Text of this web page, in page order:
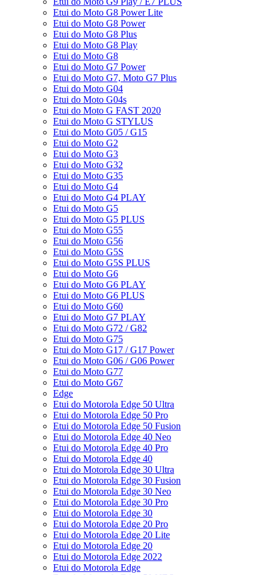
Etui do Moto G8 Power Lite
Etui do Moto G8 Power
Etui do Moto G8 Plus
Etui do Moto G8 Play
Etui do Moto G8
Etui do Moto G7 Power
Etui do Moto G7, Moto G7 Plus
Etui do Moto G04
Etui do Moto G04s
Etui do Moto G FAST 2020
Etui do Moto G STYLUS
Etui do Moto G05 / G15
Etui do Moto G2
Etui do Moto G3
Etui do Moto G32
Etui do Moto G35
Etui do Moto G4
Etui do Moto G4 PLAY
Etui do Moto G5
Etui do Moto G5 PLUS
Etui do Moto G55
Etui do Moto G56
Etui do Moto G5S
Etui do Moto G5S PLUS
Etui do Moto G6
Etui do Moto G6 PLAY
Etui do Moto G6 PLUS
Etui do Moto G60
Etui do Moto G7 PLAY
Etui do Moto G72 / G82
Etui do Moto G75
Etui do Moto G17 / G17 Power
Etui do Moto G06 / G06 Power
Etui do Moto G77
Etui do Moto G67
Edge
Etui do Motorola Edge 50 Ultra
Etui do Motorola Edge 50 Pro
Etui do Motorola Edge 50 Fusion
Etui do Motorola Edge 40 Neo
Etui do Motorola Edge 40 Pro
Etui do Motorola Edge 40
Etui do Motorola Edge 30 Ultra
Etui do Motorola Edge 30 Fusion
Etui do Motorola Edge 30 Neo
Etui do Motorola Edge 30 Pro
Etui do Motorola Edge 30
Etui do Motorola Edge 20 Pro
Etui do Motorola Edge 20 Lite
Etui do Motorola Edge 20
Etui do Motorola Edge 2022
Etui do Motorola Edge